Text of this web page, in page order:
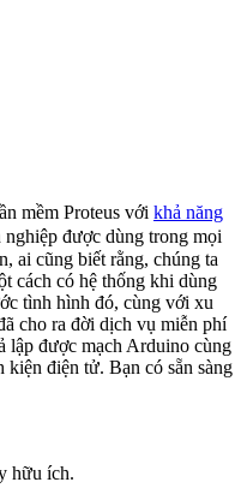
mềm Proteus với khả năng
được dùng trong mọi
ai cũng biết rằng, chúng ta
cách có hệ thống khi dùng
tình hình đó, cùng với xu
cho ra đời dịch vụ miễn phí
lập được mạch Arduino cùng
điện tử. Bạn có sẵn sàng
hữu ích.